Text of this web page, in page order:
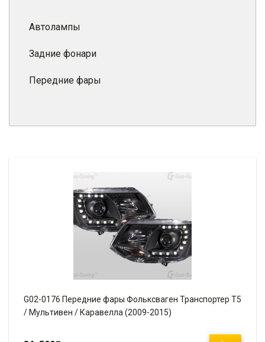
Автолампы
Задние фонари
Передние фары
G02-0176 Передние фары Фольксваген Транспортер Т5
/ Мультивен / Каравелла (2009-2015)